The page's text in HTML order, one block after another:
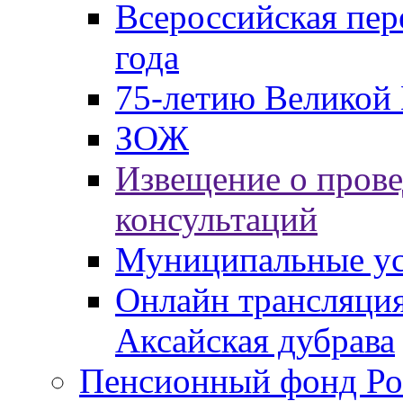
Всероссийская
года
75-летию
ЗОЖ
Извещение о
консультаций
Муниципальные
Онлайн
Аксайская дубрава
Пенсионный фонд